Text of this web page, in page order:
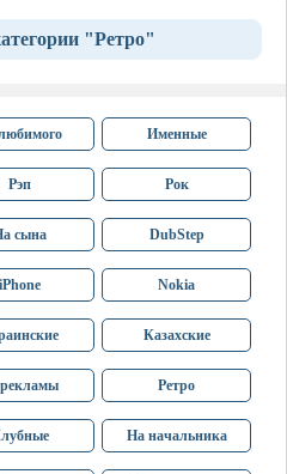
"Ретро"
Именные
Рэп Рок
сына DubStep
iPhone Nokia
Казахские
Ретро
На начальника